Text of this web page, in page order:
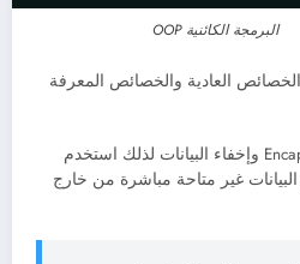
البرمجة الكائنية OOP
العادية والخصائص المعرفة
وتدرب على الكبسلة Encapsulation وإخفاء البيانات لذلك استخدم
غير متاحة مباشرة من خارج